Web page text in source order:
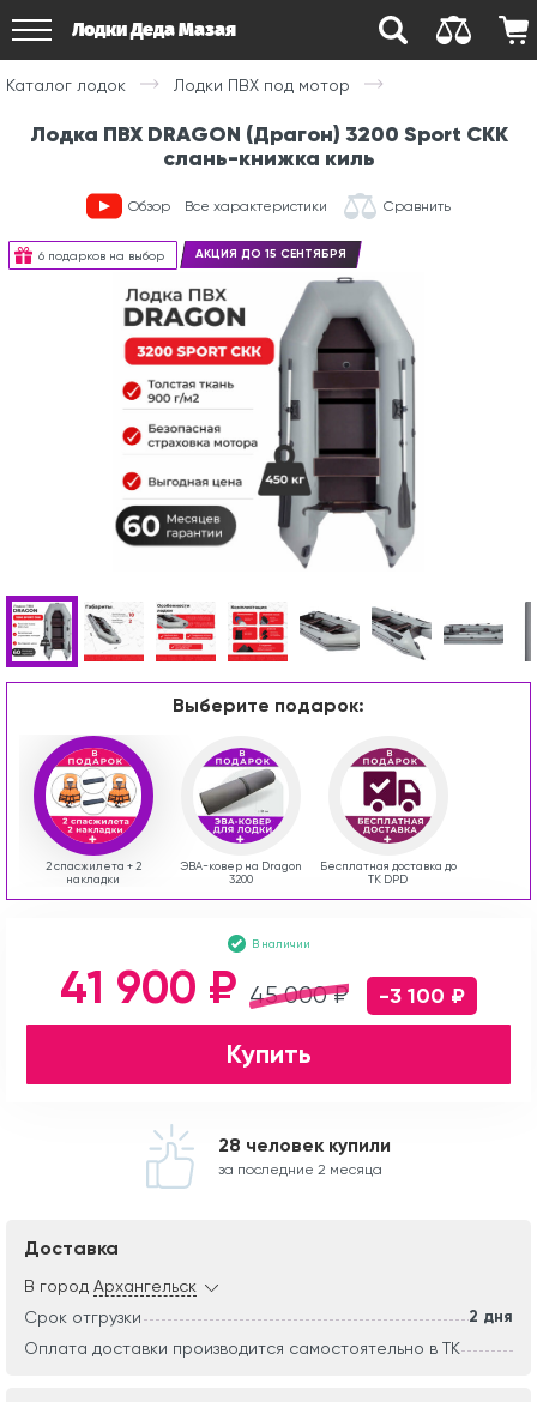
Лодки Деда Мазая
Каталог лодок Лодки ПВХ под мотор
Лодка ПВХ DRAGON (Драгон) 3200 Sport СКК
слань-книжка киль
Обзор Все характеристики Сравнить
6 подарков на выбор АКЦИЯ ДО 15 СЕНТЯБРЯ
Выберите подарок:
2 спасжилета + 2
накладки
ЭВА-ковер на Dragon
3200
Бесплатная доставка до
ТК DPD
В наличии
45 000 ₽
41 900 ₽ -3 100 ₽
Купить
28 человек купили
за последние 2 месяца
Доставка
В город Архангельск
Срок отгрузки
2 дня
Оплата доставки производится самостоятельно в ТК